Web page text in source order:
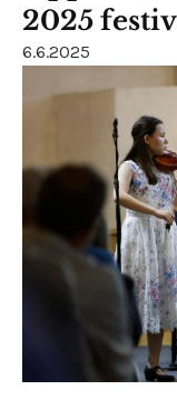
2025
6.6.2025